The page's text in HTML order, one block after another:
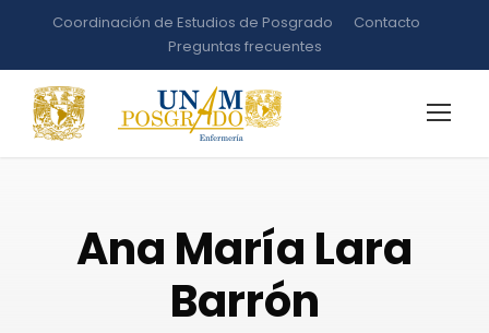
Coordinación de Estudios de Posgrado
Contacto
Preguntas frecuentes
Ana María Lara
Barrón